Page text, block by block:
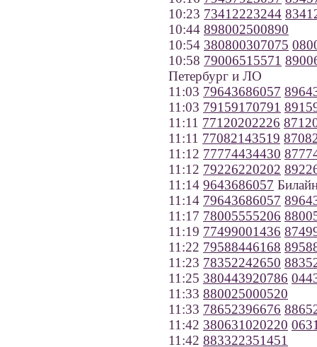
10:23 73412223244
10:44 898002500890
10:54 380800307075
10:58 79006515571
Петербург и ЛО
11:03 79643686057
11:03 79159170791
11:11 77120202226
11:11 77082143519
11:12 77774434430
11:12 79226220202
11:14 9643686057
11:14 79643686057
11:17 78005555206
11:19 77499001436
11:22 79588446168
11:23 78352242650
11:25 380443920786
11:33 880025000520
11:33 78652396676
11:42 380631020220
11:42 883322351451